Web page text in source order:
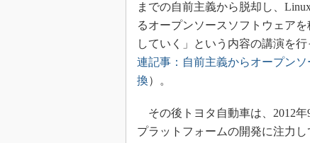
までの自前主義から脱却し、
るオープンソースソフトウェアを
していく」という内容の講演を行
連記事：自前主義からオープン
換）。
その後トヨタ自動車は、2012
プラットフォームの開発に注力